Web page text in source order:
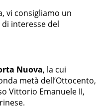
vi consigliamo un
interesse del
Nuova, la cui
metà dell’Ottocento,
Vittorio Emanuele II,